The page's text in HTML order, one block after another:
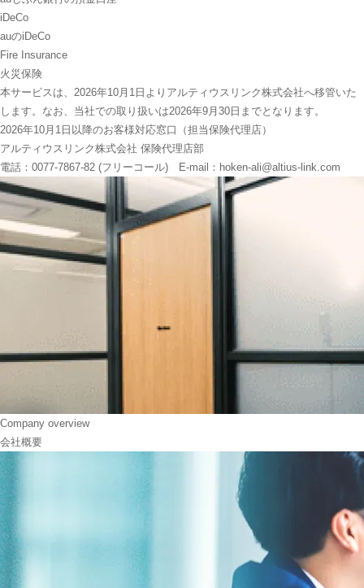
iDeCo
auのiDeCo
Fire Insurance
火災保険
本サービスは、2026年10月1日よりアルティウスリンク株式会社へ移管いた
します。なお、当社での取り扱いは2026年9月30日までとなります。
2026年10月1日以降のお客様対応窓口（担当保険代理店）
アルティウスリンク株式会社 保険代理店部
電話：0077-7867-82 (フリーコール) E-mail：hoken-ali@altius-link.com
Company overview
会社概要